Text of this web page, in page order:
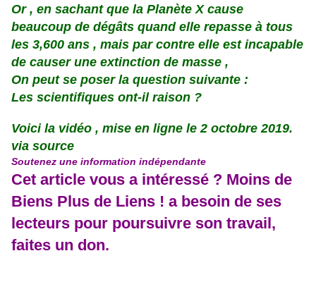
Or , en sachant que la Planète X cause
beaucoup de dégâts quand elle repasse à tous
les 3,600 ans , mais par contre elle est incapable
de causer une extinction de masse ,
On peut se poser la question suivante :
Les scientifiques ont-il raison ?
Voici la vidéo , mise en ligne le 2 octobre 2019.
via source
Soutenez une information indépendante
Cet article vous a intéressé ? Moins de
Biens Plus de Liens ! a besoin de ses
lecteurs pour poursuivre son travail,
faites un don.